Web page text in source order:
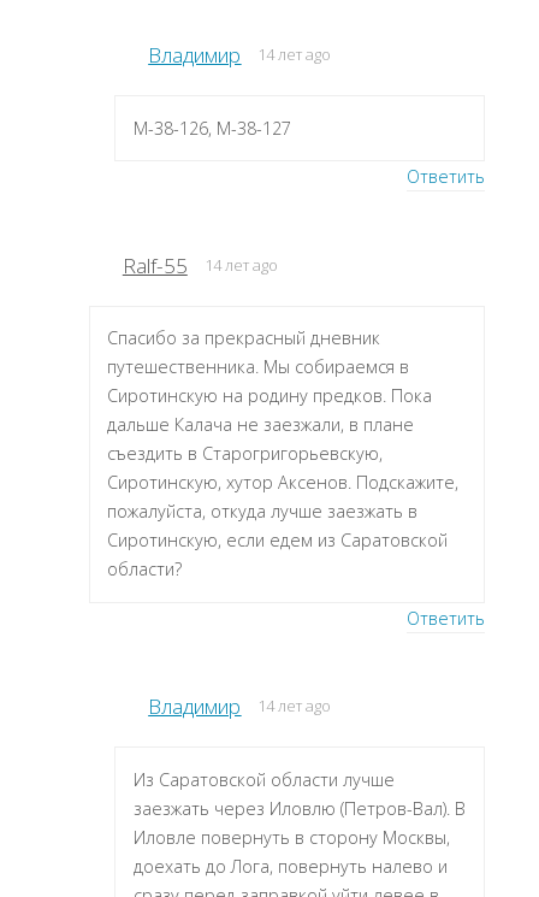
Владимир 14 лет ago
M-38-126, M-38-127
Ответить
Ralf-55 14 лет ago
Спасибо за прекрасный дневник
путешественника. Мы собираемся в
Сиротинскую на родину предков. Пока
дальше Калача не заезжали, в плане
съездить в Старогригорьевскую,
Сиротинскую, хутор Аксенов. Подскажите,
пожалуйста, откуда лучше заезжать в
Сиротинскую, если едем из Саратовской
области?
Ответить
Владимир 14 лет ago
Из Саратовской области лучше
заезжать через Иловлю (Петров-Вал). В
Иловле повернуть в сторону Москвы,
доехать до Лога, повернуть налево и